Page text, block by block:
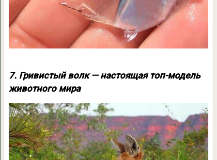
7. Гривистый волк — настоящая топ-модель
животного мира